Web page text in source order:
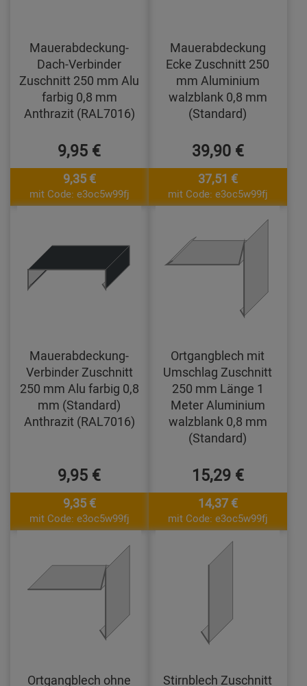
Mauerabdeckung-
Dach-Verbinder
Zuschnitt 250 mm Alu
farbig 0,8 mm
Anthrazit (RAL7016)
9,95 €
9,35 €
mit Code: e3oc5w99fj
Mauerabdeckung
Ecke Zuschnitt 250
mm Aluminium
walzblank 0,8 mm
(Standard)
39,90 €
37,51 €
mit Code: e3oc5w99fj
Mauerabdeckung-
Verbinder Zuschnitt
250 mm Alu farbig 0,8
mm (Standard)
Anthrazit (RAL7016)
9,95 €
9,35 €
mit Code: e3oc5w99fj
Ortgangblech mit
Umschlag Zuschnitt
250 mm Länge 1
Meter Aluminium
walzblank 0,8 mm
(Standard)
15,29 €
14,37 €
mit Code: e3oc5w99fj
Ortgangblech ohne
Stirnblech Zuschnitt